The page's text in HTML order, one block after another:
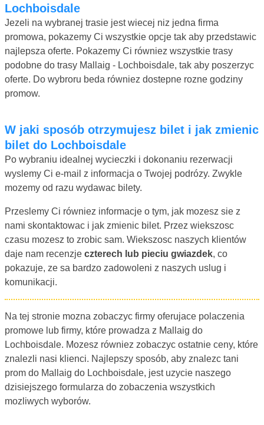
Lochboisdale
Jezeli na wybranej trasie jest wiecej niz jedna firma
promowa, pokazemy Ci wszystkie opcje tak aby przedstawic
najlepsza oferte. Pokazemy Ci równiez wszystkie trasy
podobne do trasy Mallaig - Lochboisdale, tak aby poszerzyc
oferte. Do wybroru beda równiez dostepne rozne godziny
promow.
W jaki sposób otrzymujesz bilet i jak zmienic
bilet do Lochboisdale
Po wybraniu idealnej wycieczki i dokonaniu rezerwacji
wyslemy Ci e-mail z informacja o Twojej podrózy. Zwykle
mozemy od razu wydawac bilety.
Przeslemy Ci równiez informacje o tym, jak mozesz sie z
nami skontaktowac i jak zmienic bilet. Przez wiekszosc
czasu mozesz to zrobic sam. Wiekszosc naszych klientów
daje nam recenzje czterech lub pieciu gwiazdek, co
pokazuje, ze sa bardzo zadowoleni z naszych uslug i
komunikacji.
Na tej stronie mozna zobaczyc firmy oferujace polaczenia
promowe lub firmy, które prowadza z Mallaig do
Lochboisdale. Mozesz równiez zobaczyc ostatnie ceny, które
znalezli nasi klienci. Najlepszy sposób, aby znalezc tani
prom do Mallaig do Lochboisdale, jest uzycie naszego
dzisiejszego formularza do zobaczenia wszystkich
mozliwych wyborów.